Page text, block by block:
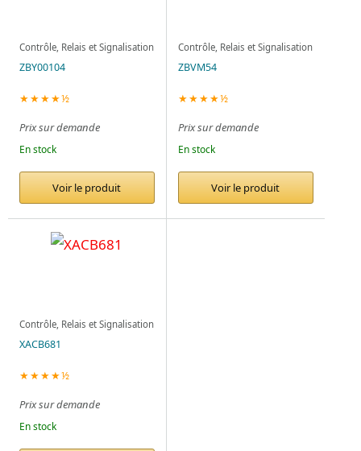
Contrôle, Relais et Signalisation
ZBY00104
★★★★½
Prix sur demande
En stock
Voir le produit
Contrôle, Relais et Signalisation
ZBVM54
★★★★½
Prix sur demande
En stock
Voir le produit
Contrôle, Relais et Signalisation
XACB681
★★★★½
Prix sur demande
En stock